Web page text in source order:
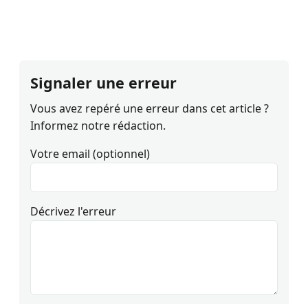
Signaler une erreur
Vous avez repéré une erreur dans cet article ?
Informez notre rédaction.
Votre email (optionnel)
Décrivez l'erreur